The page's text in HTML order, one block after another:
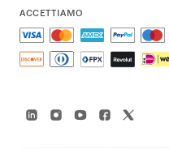
ACCETTIAMO